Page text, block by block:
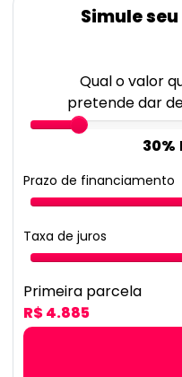
Simule seu
Qual o valor
pretende dar
30%
Prazo de financiamento
Taxa de juros
Primeira parcela
R$ 4.885